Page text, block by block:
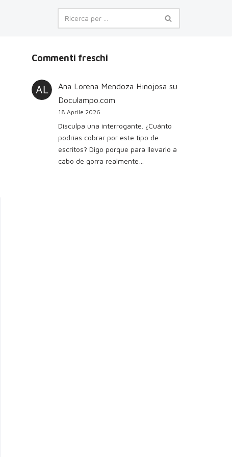
Commenti freschi
Ana Lorena Mendoza Hinojosa su
Doculampo.com
18 Aprile 2026
Disculpa una interrogante. ¿Cuánto
podrías cobrar por este tipo de
escritos? Digo porque para llevarlo a
cabo de gorra realmente…